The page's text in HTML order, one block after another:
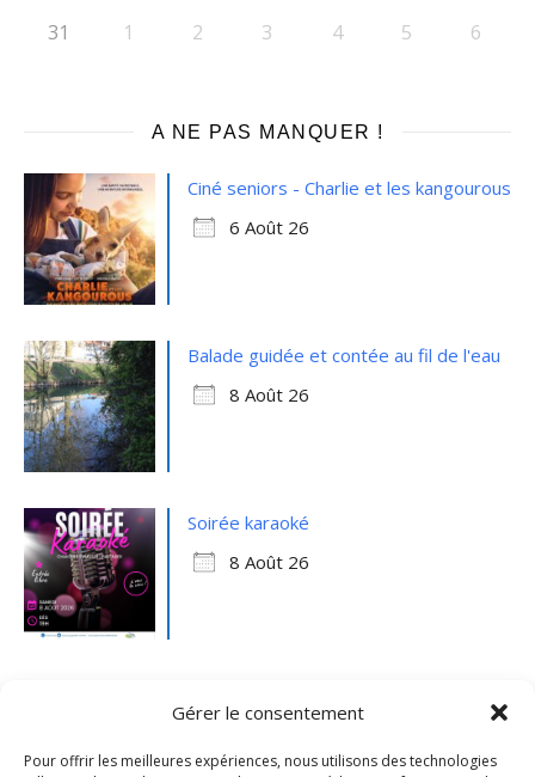
Gérer le consentement
Pour offrir les meilleures expériences, nous utilisons des technologies
31 1 2 3 4 5 6
A NE PAS MANQUER !
Ciné seniors - Charlie et les kangourous
6 Août 26
Balade guidée et contée au fil de l'eau
8 Août 26
Soirée karaoké
8 Août 26